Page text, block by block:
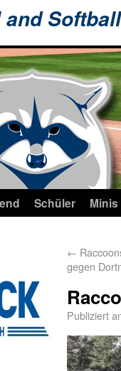
and
Schüler Minis
←
gegen
Publiziert